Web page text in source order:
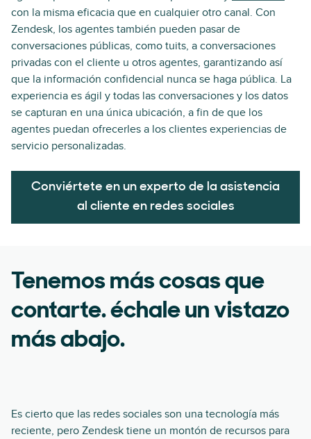
con la misma eficacia que en cualquier otro canal. Con
Zendesk, los agentes también pueden pasar de
conversaciones públicas, como tuits, a conversaciones
privadas con el cliente u otros agentes, garantizando así
que la información confidencial nunca se haga pública. La
experiencia es ágil y todas las conversaciones y los datos
se capturan en una única ubicación, a fin de que los
agentes puedan ofrecerles a los clientes experiencias de
servicio personalizadas.
Conviértete en un experto de la asistencia
al cliente en redes sociales
Tenemos más cosas que
contarte. échale un vistazo
más abajo.
Es cierto que las redes sociales son una tecnología más
reciente, pero Zendesk tiene un montón de recursos para